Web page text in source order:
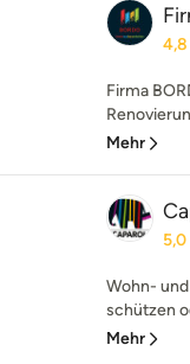
4,8
Firma
Mehr
5,0
Wohn-
schützen
Mehr